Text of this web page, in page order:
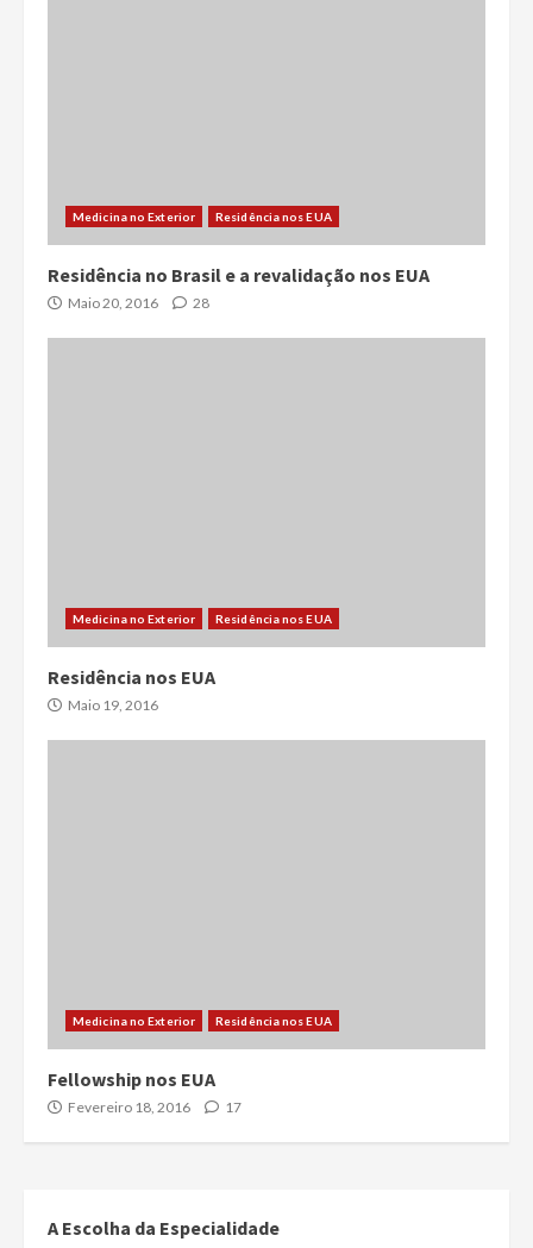
Medicina no Exterior Residência nos EUA
Residência no Brasil e a revalidação nos EUA
Maio 20, 2016 28
Medicina no Exterior Residência nos EUA
Residência nos EUA
Maio 19, 2016
Medicina no Exterior Residência nos EUA
Fellowship nos EUA
Fevereiro 18, 2016 17
A Escolha da Especialidade